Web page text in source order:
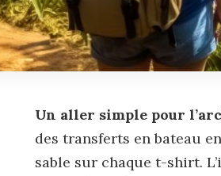
Un aller simple pour
des transferts en bateau
sable sur chaque t-shirt.